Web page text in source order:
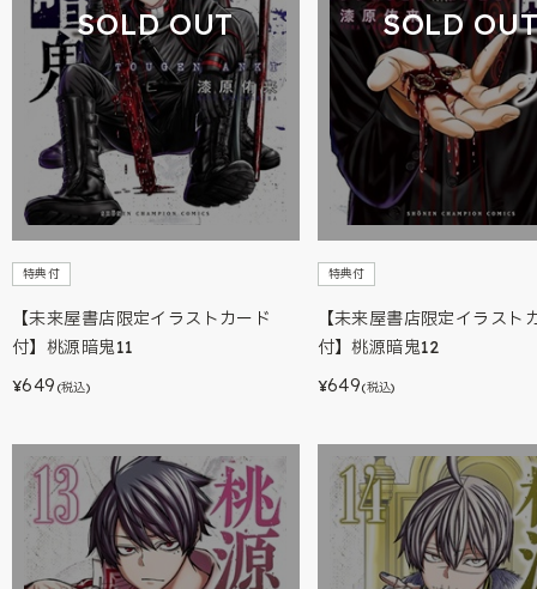
SOLD OUT
特典付
【未来屋書店限定イラストカード
付】桃源暗鬼11
¥649 (税込)
SOLD
特典付
【未来屋書店限定イラスト
付】桃源暗鬼12
¥649(税込)